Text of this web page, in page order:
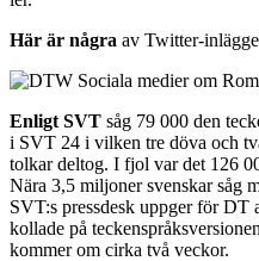
Här är några av Twitter-
Enligt SVT såg 79 000 den
i SVT 24 i vilken tre döva och
tolkar deltog. I fjol var det 126
Nära 3,5 miljoner svenskar såg
SVT:s pressdesk uppger för DT
kollade på
kommer om cirka två veckor.